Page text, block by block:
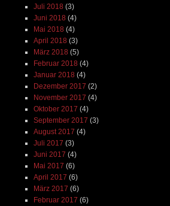
Juli 2018 (3)
Juni 2018 (4)
Mai 2018 (4)
April 2018 (3)
März 2018 (5)
Februar 2018 (4)
Januar 2018 (4)
Dezember 2017 (2)
November 2017 (4)
Oktober 2017 (4)
September 2017 (3)
August 2017 (4)
Juli 2017 (3)
Juni 2017 (4)
Mai 2017 (6)
April 2017 (6)
März 2017 (6)
Februar 2017 (6)